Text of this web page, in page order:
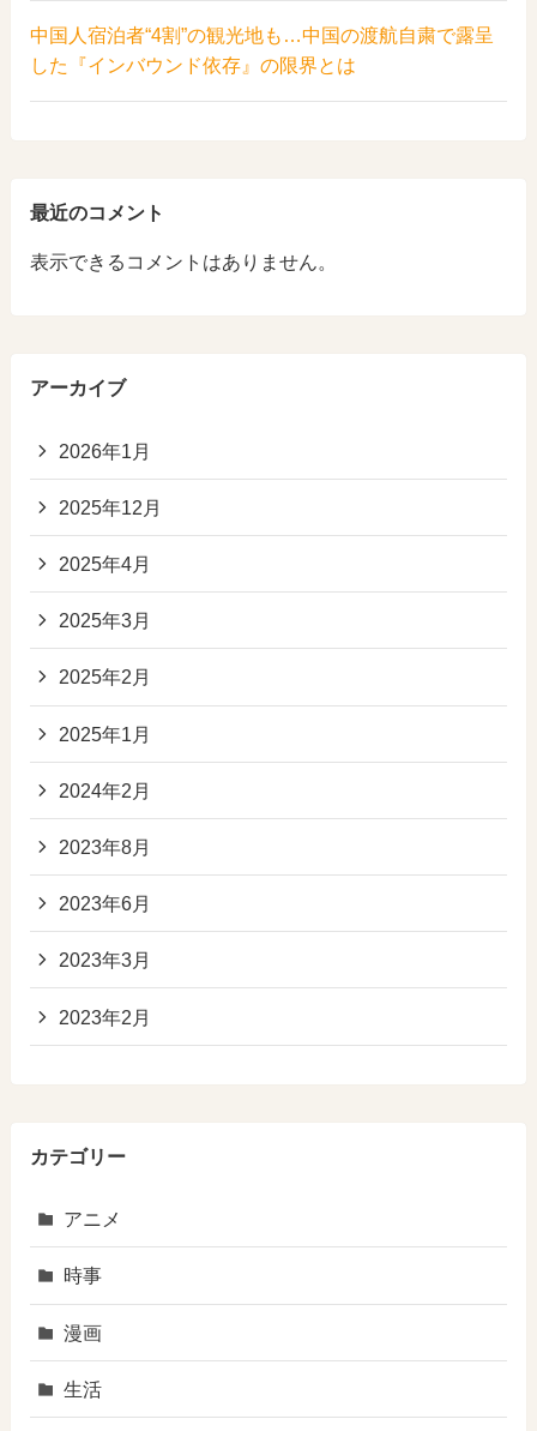
中国人宿泊者“4割”の観光地も…中国の渡航自粛で露呈
した『インバウンド依存』の限界とは
最近のコメント
表示できるコメントはありません。
アーカイブ
2026年1月
2025年12月
2025年4月
2025年3月
2025年2月
2025年1月
2024年2月
2023年8月
2023年6月
2023年3月
2023年2月
カテゴリー
アニメ
時事
漫画
生活